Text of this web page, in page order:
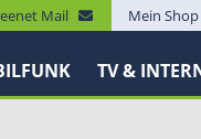
Mail Mein
TV &